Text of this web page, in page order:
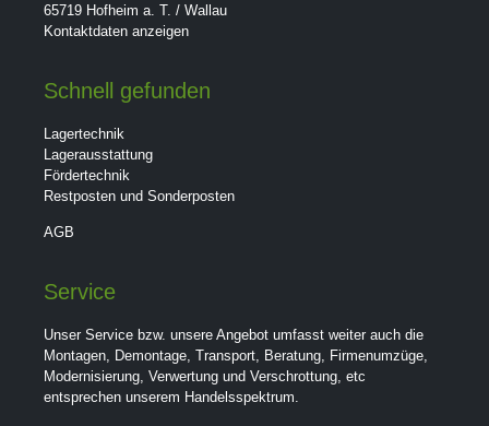
65719 Hofheim a. T. / Wallau
Kontaktdaten anzeigen
Schnell gefunden
Lagertechnik
Lagerausstattung
Fördertechnik
Restposten und Sonderposten
AGB
Service
Unser Service bzw. unsere Angebot umfasst weiter auch die
Montagen, Demontage, Transport, Beratung, Firmenumzüge,
Modernisierung, Verwertung und Verschrottung, etc
entsprechen unserem Handelsspektrum.